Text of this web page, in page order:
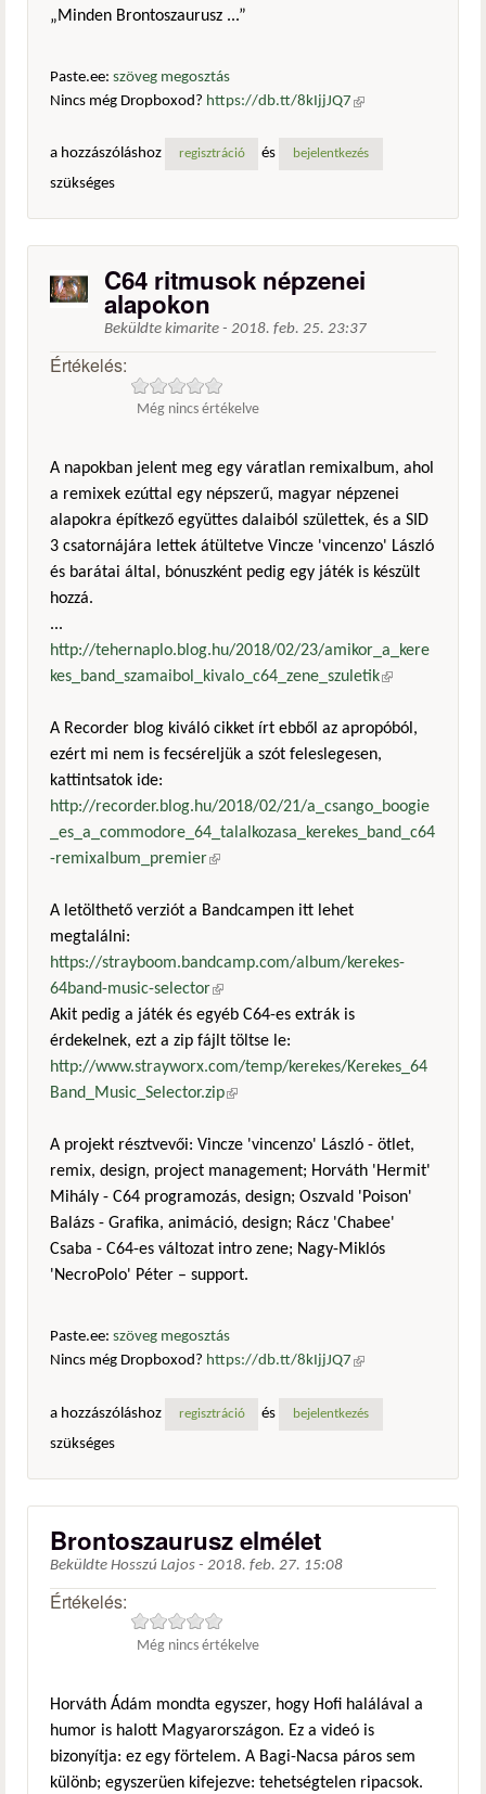
„Minden Brontoszaurusz ...”
Paste.ee: szöveg megosztás
Nincs még Dropboxod? https://db.tt/8kIjjJQ7 (külső
a hozzászóláshoz
regisztráció és bejelentkezés
szükséges
C64 ritmusok népzenei
alapokon
Beküldte kimarite - 2018. feb. 25. 23:37
Értékelés:
Még nincs értékelve
A napokban jelent meg egy váratlan remixalbum, ahol
a remixek ezúttal egy népszerű, magyar népzenei
alapokra építkező együttes dalaiból születtek, és a SID
3 csatornájára lettek átültetve Vincze 'vincenzo' László
és barátai által, bónuszként pedig egy játék is készült
hozzá.
...
http://tehernaplo.blog.hu/2018/02/23/amikor_a_kere
kes_band_szamaibol_kivalo_c64_zene_szuletik(külső
A Recorder blog kiváló cikket írt ebből az apropóból,
ezért mi nem is fecséreljük a szót feleslegesen,
kattintsatok ide:
http://recorder.blog.hu/2018/02/21/a_csango_boogie
_es_a_commodore_64_talalkozasa_kerekes_band_c64
-remixalbum_premier(külső hivatkozás)
A letölthető verziót a Bandcampen itt lehet
megtalálni:
https://strayboom.bandcamp.com/album/kerekes-
64band-music-selector(külső hivatkozás)
Akit pedig a játék és egyéb C64-es extrák is
érdekelnek, ezt a zip fájlt töltse le:
http://www.strayworx.com/temp/kerekes/Kerekes_64
Band_Music_Selector.zip(külső hivatkozás)
A projekt résztvevői: Vincze 'vincenzo' László - ötlet,
remix, design, project management; Horváth 'Hermit'
Mihály - C64 programozás, design; Oszvald 'Poison'
Balázs - Grafika, animáció, design; Rácz 'Chabee'
Csaba - C64-es változat intro zene; Nagy-Miklós
'NecroPolo' Péter – support.
Paste.ee: szöveg megosztás
Nincs még Dropboxod? https://db.tt/8kIjjJQ7 (külső
a hozzászóláshoz
regisztráció és bejelentkezés
szükséges
Brontoszaurusz elmélet
Beküldte Hosszú Lajos - 2018. feb. 27. 15:08
Értékelés:
Még nincs értékelve
Horváth Ádám mondta egyszer, hogy Hofi halálával a
humor is halott Magyarországon. Ez a videó is
bizonyítja: ez egy förtelem. A Bagi-Nacsa páros sem
különb; egyszerüen kifejezve: tehetségtelen ripacsok.